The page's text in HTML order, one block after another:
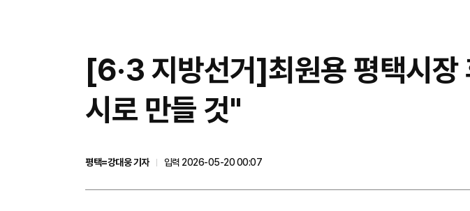
[6·3 지방선거]최원용 평택시장
시로 만들 것"
평택=강대웅 기자
입력 2026-05-20 00:07